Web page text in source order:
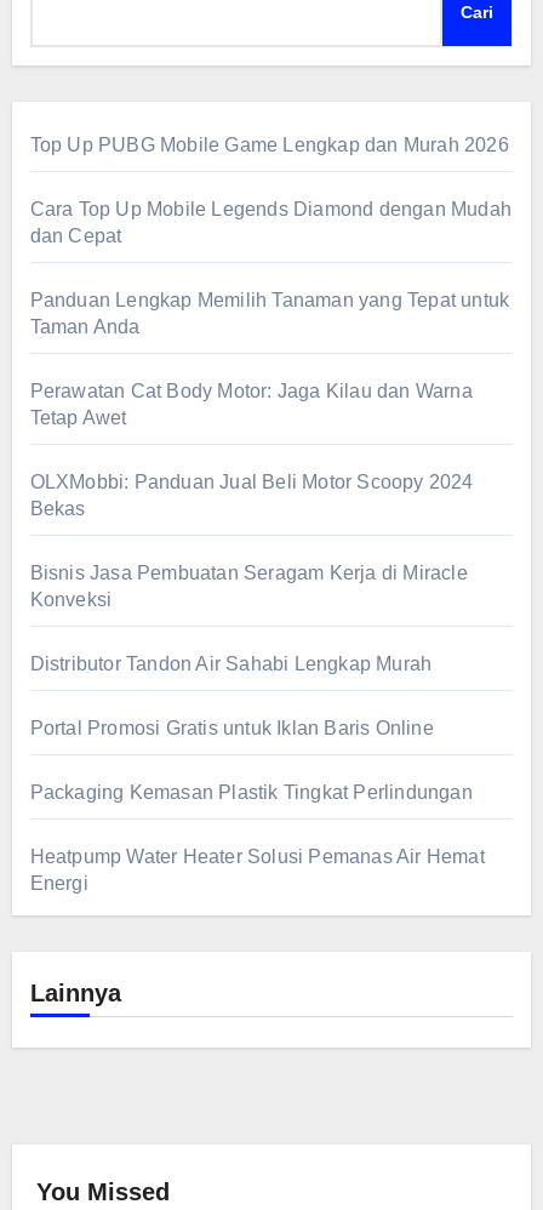
Cari
Top Up PUBG Mobile Game Lengkap dan Murah 2026
Cara Top Up Mobile Legends Diamond dengan Mudah
dan Cepat
Panduan Lengkap Memilih Tanaman yang Tepat untuk
Taman Anda
Perawatan Cat Body Motor: Jaga Kilau dan Warna
Tetap Awet
OLXMobbi: Panduan Jual Beli Motor Scoopy 2024
Bekas
Bisnis Jasa Pembuatan Seragam Kerja di Miracle
Konveksi
Distributor Tandon Air Sahabi Lengkap Murah
Portal Promosi Gratis untuk Iklan Baris Online
Packaging Kemasan Plastik Tingkat Perlindungan
Heatpump Water Heater Solusi Pemanas Air Hemat
Energi
Lainnya
You Missed